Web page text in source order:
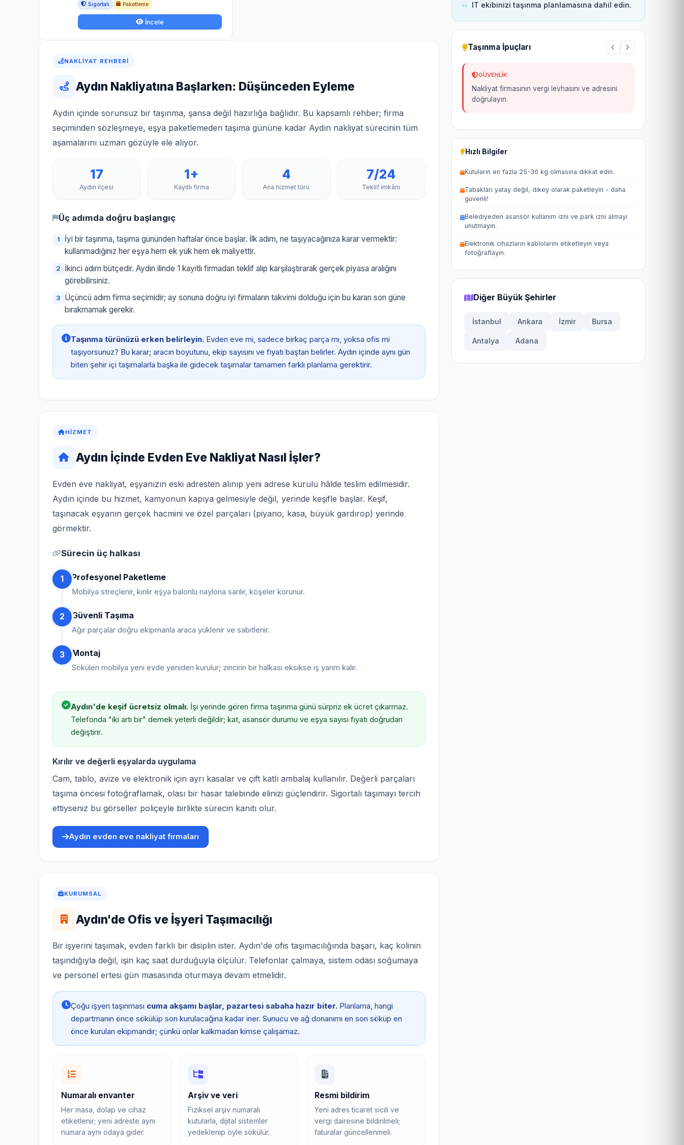
Sigortalı Paketleme
İncele
NAKLIYAT REHBERI
Aydın Nakliyatına Başlarken: Düşünceden Eyleme
Aydın içinde sorunsuz bir taşınma, şansa değil hazırlığa bağlıdır. Bu kapsamlı rehber; firma
seçiminden sözleşmeye, eşya paketlemeden taşıma gününe kadar Aydın nakliyat sürecinin tüm
aşamalarını uzman gözüyle ele alıyor.
17
Aydın ilçesi
1+
Kayıtlı firma
4
Ana hizmet türü
7/24
Teklif imkânı
Üç adımda doğru başlangıç
İyi bir taşınma, taşıma gününden haftalar önce başlar. İlk adım, ne taşıyacağınıza karar vermektir:
kullanmadığınız her eşya hem ek yük hem ek maliyettir.
İkinci adım bütçedir. Aydın ilinde 1 kayıtlı firmadan teklif alıp karşılaştırarak gerçek piyasa aralığını
görebilirsiniz.
Üçüncü adım firma seçimidir; ay sonuna doğru iyi firmaların takvimi dolduğu için bu kararı son güne
bırakmamak gerekir.
Taşınma türünüzü erken belirleyin. Evden eve mi, sadece birkaç parça mı, yoksa ofis mi
taşıyorsunuz? Bu karar; aracın boyutunu, ekip sayısını ve fiyatı baştan belirler. Aydın içinde aynı gün
biten şehir içi taşımalarla başka ile gidecek taşımalar tamamen farklı planlama gerektirir.
HIZMET
Aydın İçinde Evden Eve Nakliyat Nasıl İşler?
Evden eve nakliyat, eşyanızın eski adresten alınıp yeni adrese kurulu hâlde teslim edilmesidir.
Aydın içinde bu hizmet, kamyonun kapıya gelmesiyle değil, yerinde keşifle başlar. Keşif,
taşınacak eşyanın gerçek hacmini ve özel parçaları (piyano, kasa, büyük gardırop) yerinde
görmektir.
Sürecin üç halkası
1 Profesyonel Paketleme
Mobilya streçlenir, kırılır eşya balonlu naylona sarılır, köşeler korunur.
2 Güvenli Taşıma
Ağır parçalar doğru ekipmanla araca yüklenir ve sabitlenir.
3 Montaj
Sökülen mobilya yeni evde yeniden kurulur; zincirin bir halkası eksikse iş yarım kalır.
Aydın'de keşif ücretsiz olmalı. İşi yerinde gören firma taşınma günü sürpriz ek ücret çıkarmaz.
Telefonda "iki artı bir" demek yeterli değildir; kat, asansör durumu ve eşya sayısı fiyatı doğrudan
değiştirir.
Kırılır ve değerli eşyalarda uygulama
Cam, tablo, avize ve elektronik için ayrı kasalar ve çift katlı ambalaj kullanılır. Değerli parçaları
taşıma öncesi fotoğraflamak, olası bir hasar talebinde elinizi güçlendirir. Sigortalı taşımayı tercih
ettiyseniz bu görseller poliçeyle birlikte sürecin kanıtı olur.
Aydın evden eve nakliyat firmaları
KURUMSAL
Aydın'de Ofis ve İşyeri Taşımacılığı
Bir işyerini taşımak, evden farklı bir disiplin ister. Aydın'de ofis taşımacılığında başarı, kaç kolinin
taşındığıyla değil, işin kaç saat durduğuyla ölçülür. Telefonlar çalmaya, sistem odası soğumaya
ve personel ertesi gün masasında oturmaya devam etmelidir.
Çoğu işyeri taşınması cuma akşamı başlar, pazartesi sabaha hazır biter. Planlama, hangi
departmanın önce sökülüp son kurulacağına kadar iner. Sunucu ve ağ donanımı en son söküp en
önce kurulan ekipmandır; çünkü onlar kalkmadan kimse çalışamaz.
Numaralı envanter
Her masa, dolap ve cihaz
etiketlenir; yeni adreste aynı
numara aynı odaya gider.
Arşiv ve veri
Fiziksel arşiv numaralı
kutularla, dijital sistemler
yedeklenip öyle sökülür.
Resmi bildirim
Yeni adres ticaret sicili ve
vergi dairesine bildirilmeli;
faturalar güncellenmeli.
IT ekibinizi taşınma planlamasına dahil edin.
Taşınma İpuçları
GÜVENLIK
Nakliyat firmasının vergi levhasını ve adresini
doğrulayın.
Hızlı Bilgiler
Kutuların en fazla 25-30 kg olmasına dikkat edin.
Tabakları yatay değil, dikey olarak paketleyin - daha
güvenli!
Belediyeden asansör kullanım izni ve park izni almayı
unutmayın.
Elektronik cihazların kablolarını etiketleyin veya
fotoğraflayın.
Diğer Büyük Şehirler
İstanbul Ankara İzmir Bursa
Antalya Adana